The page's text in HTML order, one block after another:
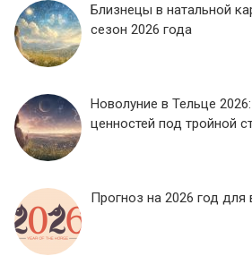
Близнецы в натальной
сезон 2026 года
Новолуние в Тельце
ценностей под тройной
Прогноз на 2026 год для